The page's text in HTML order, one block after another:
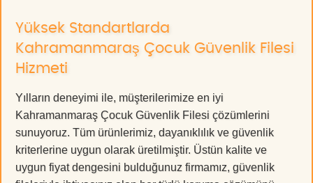
Yüksek Standartlarda
Kahramanmaraş Çocuk Güvenlik Filesi
Hizmeti
Yılların deneyimi ile, müşterilerimize en iyi
Kahramanmaraş Çocuk Güvenlik Filesi çözümlerini
sunuyoruz. Tüm ürünlerimiz, dayanıklılık ve güvenlik
kriterlerine uygun olarak üretilmiştir. Üstün kalite ve
uygun fiyat dengesini bulduğunuz firmamız, güvenlik